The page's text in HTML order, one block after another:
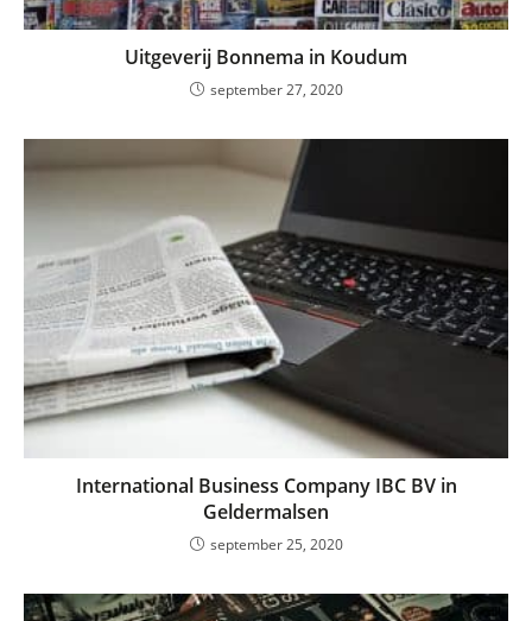
Uitgeverij Bonnema in Koudum
september 27, 2020
International Business Company IBC BV in
Geldermalsen
september 25, 2020